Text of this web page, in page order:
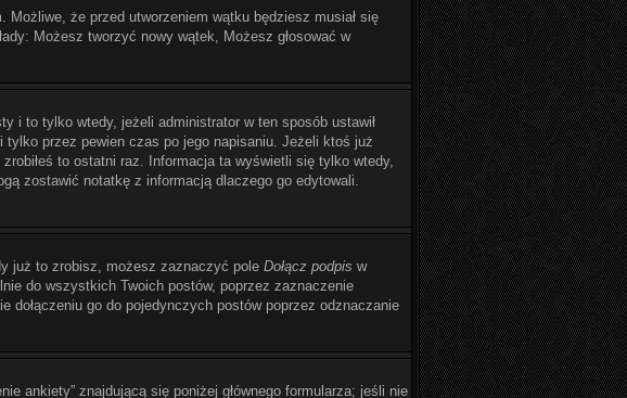
że przed utworzeniem wątku będziesz musiał się
Możesz tworzyć nowy wątek, Możesz głosować w
i to tylko wtedy, jeżeli administrator w ten sposób ustawił
przez pewien czas po jego napisaniu. Jeżeli ktoś już
to ostatni raz. Informacja ta wyświetli się tylko wtedy,
zostawić notatkę z informacją dlaczego go edytowali.
już to zrobisz, możesz zaznaczyć pole Dołącz podpis w
do wszystkich Twoich postów, poprzez zaznaczenie
dołączeniu go do pojedynczych postów poprzez odznaczanie
ankiety” znajdującą się poniżej głównego formularza; jeśli nie